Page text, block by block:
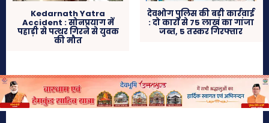
Kedarnath Yatra
Accident : सोनप्रयाग में
पहाड़ी से पत्थर गिरने से युवक
की मौत
देवभोग पुलिस की बड़ी कार्रवाई
: दो कारों से 75 लाख का गांजा
जब्त, 5 तस्कर गिरफ्तार